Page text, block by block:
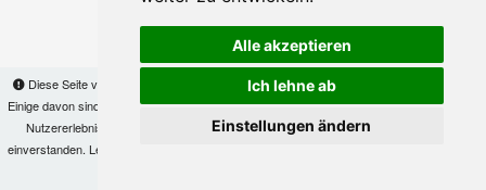
Alle akzeptieren
Ich lehne ab
Einstellungen ändern
Diese Seite verwendet Cookies, um Informationen auf Ihrem Computer zu speichern.
Einige davon sind notwendig, damit unsere Seite funktioniert, andere helfen uns dabei, das
Nutzererlebnis zu verbessern. Mit der Nutzung dieser Seite erklären Sie sich damit
einverstanden. Lesen Sie unsere